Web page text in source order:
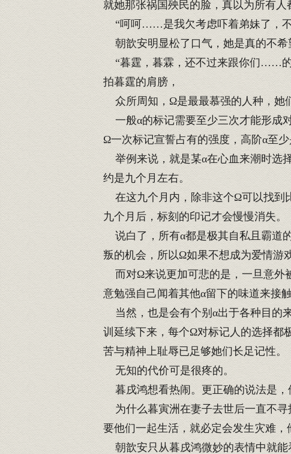
就她那张祸国殃民的脸，真以为所有
“呵呵……是我欠考虑吓着弟妹了，不
朝歆安明显松了口气，她是真的不
“暮霆，暮霖，还不过来跟你们……的
拍暮霆的肩膀，
众所周知，Ω是最最慕强的人种，她
一般α的标记需要至少三次才能形成
Ω一次标记宣誓占有的强度，高阶α至少
举例来说，就是某α在心血来潮时选
约是九个月左右。
在这九个月内，除非这个Ω可以找到
九个月后，标刻的印记才会慢慢消失。
说白了，所有α都是极其自私且霸道
叛的机会，所以Ω如果不想成为爱情游
而对Ω来说更加可悲的是，一旦意外
意勉强自己闻着其他α留下的味道来接
当然，也是会有个别α出于各种目的
训延续下来，每个Ω对标记人的选择都
苦与精神上耻辱已足够她们长足记性。
无知的代价可是很疼的。
暮戌鸿想看热闹。更正确的说法是，
为什么暮寅洲在妻子去世后一直不寻
要他们一起生活，就必定会发生灾难
朝歆安只从暮戌鸿微妙的表情中就能